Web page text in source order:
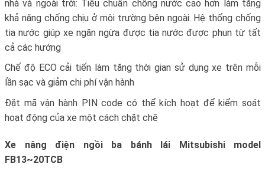
nhà và ngoài trời: Tiêu chuẩn chống nước cao hơn làm tăng
khả năng chống chịu ở môi trường bên ngoài. Hệ thống chống
tia nước giúp xe ngăn ngừa được tia nước được phun từ tất
cả các hướng
Chế độ ECO cải tiến làm tăng thời gian sử dụng xe trên mỗi
lần sạc và giảm chi phí vận hành
Đặt mã vận hành PIN code có thể kích hoạt để kiểm soát
hoạt động của xe một cách chặt chẽ
Xe nâng điện ngồi ba bánh lái Mitsubishi model
FB13~20TCB